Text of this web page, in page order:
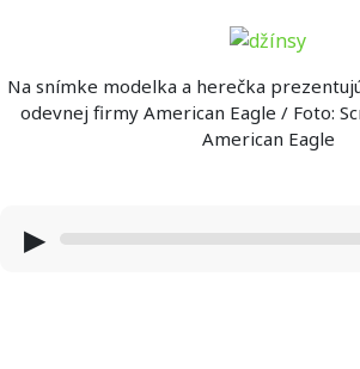
Na snímke modelka a herečka
odevnej firmy American Eagle / Foto:
American Eagle
▶